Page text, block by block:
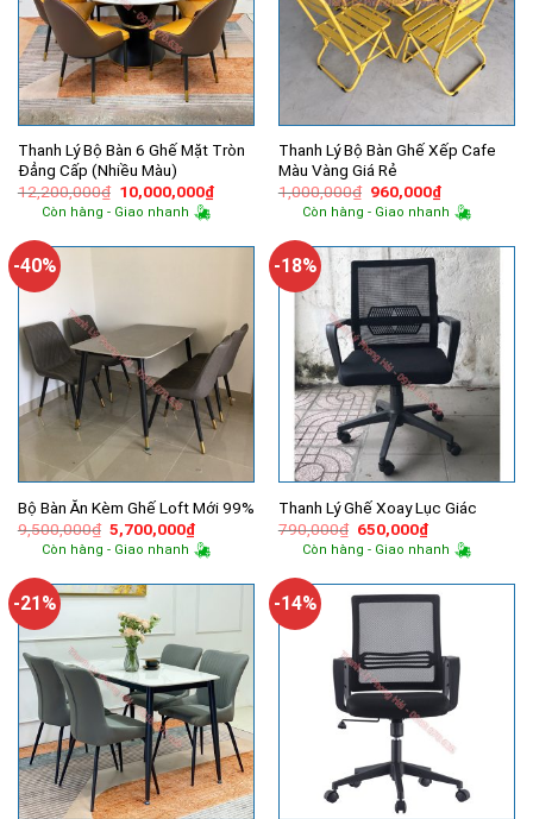
Thanh Lý Bộ Bàn 6 Ghế Mặt Tròn
Đẳng Cấp (Nhiều Màu)
12,200,000₫ Giá
gốc
là:
10,000,000₫Giá
hiện
10,000,000₫.
Còn hàng - Giao nhanh
Thanh Lý Bộ Bàn Ghế Xếp Cafe
Màu Vàng Giá Rẻ
1,000,000₫ Giá
gốc
là:
960,000₫Giá
hiện
tại
960,000₫.
Còn hàng - Giao nhanh
-40%
Bộ Bàn Ăn Kèm Ghế Loft Mới 99%
9,500,000₫ Giá
gốc
là:
5,700,000₫Giá
hiện
tại
5,700,000₫.
Còn hàng - Giao nhanh
-18%
Thanh Lý Ghế Xoay Lục Giác
790,000₫ Giá
gốc
là:
650,000₫Giá
hiện
tại
650,000₫.
Còn hàng - Giao nhanh
-21% -14%